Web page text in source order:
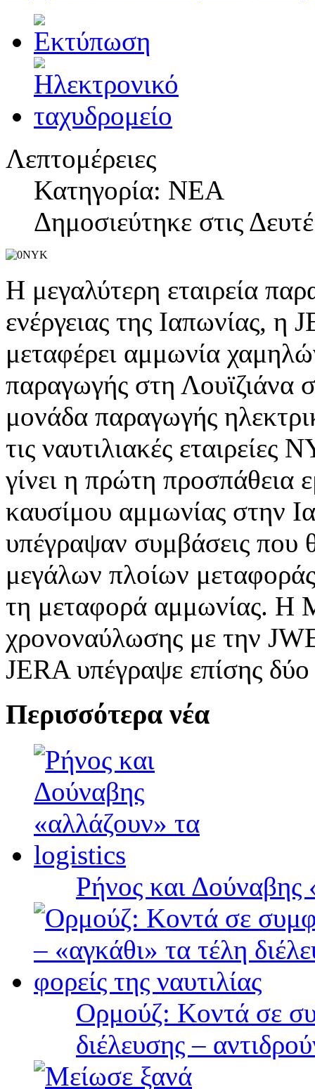
Λεπτομέρειες
Κατηγορία: NEA
Δημοσιεύτηκε στις
Η μεγαλύτερη εταιρεία
ενέργειας της Ιαπωνίας, η
μεταφέρει αμμωνία
παραγωγής στη Λουϊζιάνα
μονάδα παραγωγής
τις ναυτιλιακές
γίνει η πρώτη προσπάθεια
καυσίμου αμμωνίας στην
υπέγραψαν συμβάσεις που
μεγάλων πλοίων μεταφοράς
τη μεταφορά αμμωνίας. Η
χρονοναύλωσης με την
JERA υπέγραψε επίσης
Περισσότερα νέα
Ρήνος και
Ορμούζ: Κοντά σε
διέλευσης –